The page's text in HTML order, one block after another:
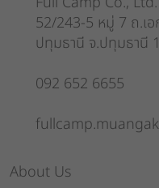
About Us
52/243-5 หมู่ 7 ถ.เ
ปทุมธานี จ.ปทุมธานี
092 652 6655